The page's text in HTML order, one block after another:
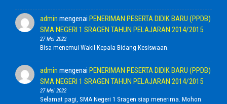
admin mengenai PENERIMAN PESERTA DIDIK BARU (PPDB)
SMA NEGERI 1 SRAGEN TAHUN PELAJARAN 2014/2015
27 Mei 2022
Bisa menemui Wakil Kepala Bidang Kesiswaan.
admin mengenai PENERIMAN PESERTA DIDIK BARU (PPDB)
SMA NEGERI 1 SRAGEN TAHUN PELAJARAN 2014/2015
27 Mei 2022
Selamat pagi, SMA Negeri 1 Sragen siap menerima. Mohon